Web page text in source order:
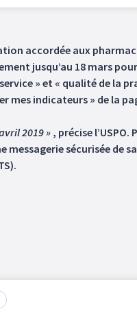
accordée aux
jusqu’au 18 mars
» et « qualité de la
mes indicateurs » de la
2019 » , précise l’USPO.
sécurisée de